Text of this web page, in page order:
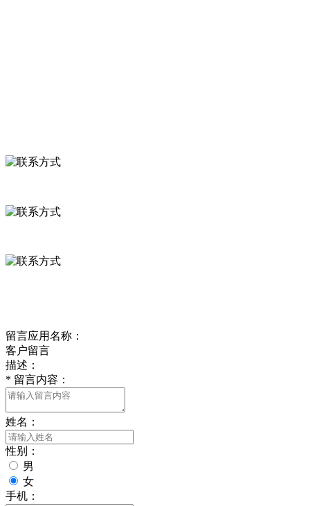
留言应用名称：
客户留言
描述：
* 留言内容：
姓名：
性别：
男
女
手机：